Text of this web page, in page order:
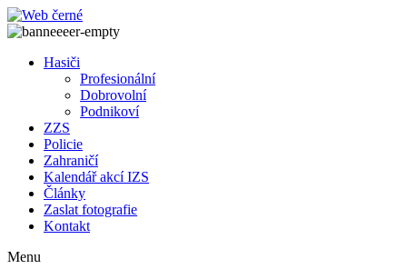
Přejít
k
Hasiči
Profesionální
Dobrovolní
Podnikoví
ZZS
Policie
Zahraničí
Kalendář akcí IZS
Články
Zaslat fotografie
Kontakt
Menu